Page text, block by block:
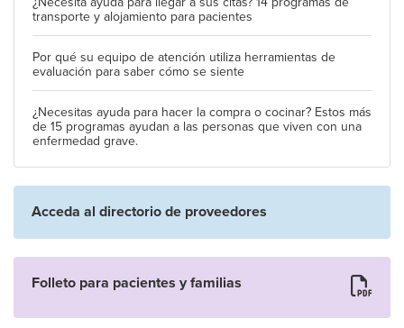
transporte y alojamiento para pacientes
Por qué su equipo de atención utiliza herramientas de
evaluación para saber cómo se siente
¿Necesitas ayuda para hacer la compra o cocinar? Estos más
de 15 programas ayudan a las personas que viven con una
enfermedad grave.
Acceda al directorio de proveedores
Folleto para pacientes y familias